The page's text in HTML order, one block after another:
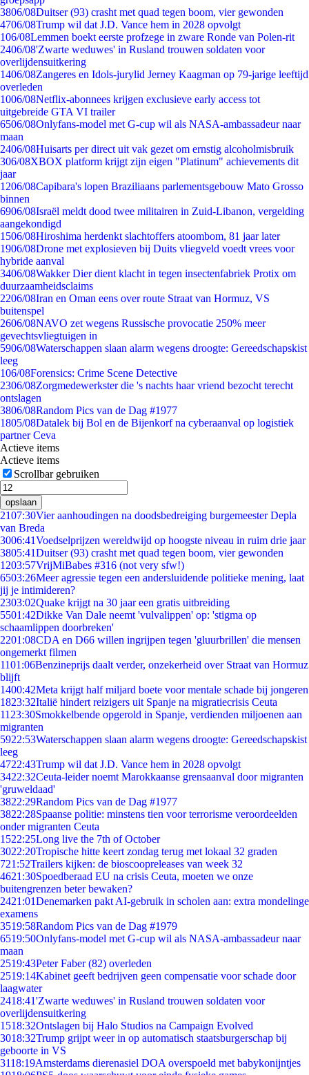
3806/08Duitser (93) crasht met quad tegen boom, vier gewonden
4706/08Trump wil dat J.D. Vance hem in 2028 opvolgt
106/08Lemmen boekt eerste profzege in zware Ronde van Polen-rit
2406/08'Zwarte weduwes' in Rusland trouwen soldaten voor
overlijdensuitkering
1406/08Zangeres en Idols-jurylid Jerney Kaagman op 79-jarige leeftijd
overleden
1006/08Netflix-abonnees krijgen exclusieve early access tot
uitgebreide GTA VI trailer
6506/08Onlyfans-model met G-cup wil als NASA-ambassadeur naar
maan
2406/08Huisarts per direct uit vak gezet om ernstig alcoholmisbruik
306/08XBOX platform krijgt zijn eigen "Platinum" achievements dit
jaar
1206/08Capibara's lopen Braziliaans parlementsgebouw Mato Grosso
binnen
6906/08Israël meldt dood twee militairen in Zuid-Libanon, vergelding
aangekondigd
1506/08Hiroshima herdenkt slachtoffers atoombom, 81 jaar later
1906/08Drone met explosieven bij Duits vliegveld voedt vrees voor
hybride aanval
3406/08Wakker Dier dient klacht in tegen insectenfabriek Protix om
duurzaamheidsclaims
2206/08Iran en Oman eens over route Straat van Hormuz, VS
buitenspel
2606/08NAVO zet wegens Russische provocatie 250% meer
gevechtsvliegtuigen in
5906/08Waterschappen slaan alarm wegens droogte: Gereedschapskist
leeg
106/08Forensics: Crime Scene Detective
2306/08Zorgmedewerkster die 's nachts haar vriend bezocht terecht
ontslagen
3806/08Random Pics van de Dag #1977
1805/08Datalek bij Bol en de Bijenkorf na cyberaanval op logistiek
partner Ceva
Actieve items
Actieve items
Scrollbar gebruiken
opslaan
2107:30Vier aanhoudingen na doodsbedreiging burgemeester Depla
van Breda
3006:41Voedselprijzen wereldwijd op hoogste niveau in ruim drie jaar
3805:41Duitser (93) crasht met quad tegen boom, vier gewonden
1203:57VrijMiBabes #316 (not very sfw!)
6503:26Meer agressie tegen een andersluidende politieke mening, laat
jij je intimideren?
2303:02Quake krijgt na 30 jaar een gratis uitbreiding
5501:42Dikke Van Dale neemt 'vulvalippen' op: 'stigma op
schaamlippen doorbreken'
2201:08CDA en D66 willen ingrijpen tegen 'gluurbrillen' die mensen
ongemerkt filmen
1101:06Benzineprijs daalt verder, onzekerheid over Straat van Hormuz
blijft
1400:42Meta krijgt half miljard boete voor mentale schade bij jongeren
1823:32Italië hindert reizigers uit Spanje na migratiecrisis Ceuta
11 23:30Smokkelbende opgerold in Spanje, verdienden miljoenen aan
migranten
5922:53Waterschappen slaan alarm wegens droogte: Gereedschapskist
leeg
4722:43Trump wil dat J.D. Vance hem in 2028 opvolgt
3422:32Ceuta-leider noemt Marokkaanse grensaanval door migranten
'gruweldaad'
3822:29Random Pics van de Dag #1977
3822:28Spaanse politie: minstens tien voor terrorisme veroordeelden
onder migranten Ceuta
1522:25Long live the 7th of October
3022:20Tropische hitte keert zondag terug met lokaal 32 graden
721:52Trailers kijken: de bioscoopreleases van week 32
4621:30Spoedberaad EU na crisis Ceuta, moeten we onze
buitengrenzen beter bewaken?
2421:01Denemarken pakt AI-gebruik in scholen aan: extra mondelinge
examens
3519:58Random Pics van de Dag #1979
6519:50Onlyfans-model met G-cup wil als NASA-ambassadeur naar
maan
2519:43Peter Faber (82) overleden
2519:14Kabinet geeft bedrijven geen compensatie voor schade door
laagwater
2418:41'Zwarte weduwes' in Rusland trouwen soldaten voor
overlijdensuitkering
1518:32Ontslagen bij Halo Studios na Campaign Evolved
3018:32Trump grijpt weer in op automatisch staatsburgerschap bij
geboorte in VS
3118:19Amsterdams dierenasiel DOA overspoeld met babykonijntjes